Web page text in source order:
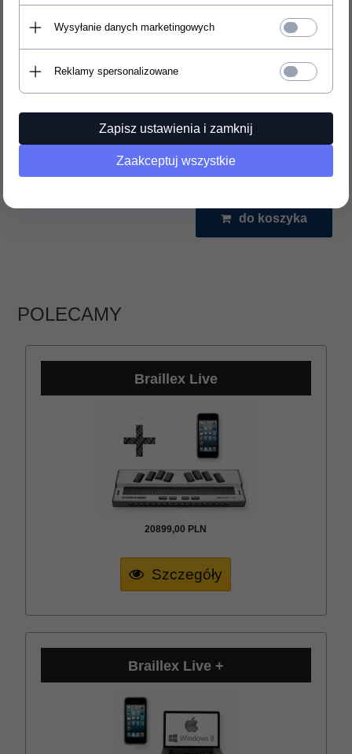
Waga: 825 g
ZAMAWIAM
Cena:15499,00PLN
do koszyka
POLECAMY
Braillex Live
20899,00 PLN
Szczegóły
Braillex Live +
Wysyłanie danych marketingowych
Reklamy spersonalizowane
Zapisz ustawienia i zamknij
Zaakceptuj wszystkie